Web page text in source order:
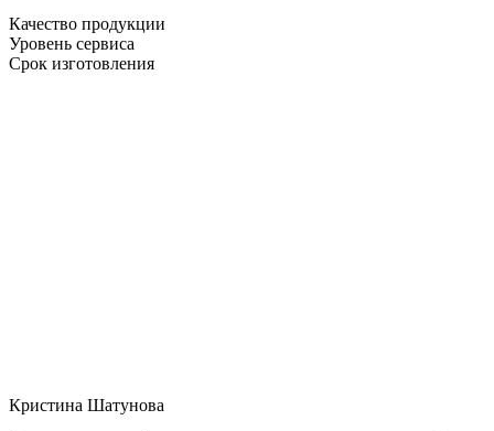
Качество продукции
Уровень сервиса
Срок изготовления
Кристина Шатунова